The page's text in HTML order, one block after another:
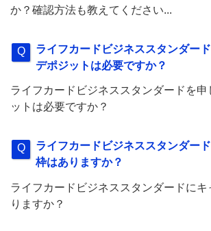
か？確認方法も教えてください...
ライフカードビジネススタンダード
デポジットは必要ですか？
ライフカードビジネススタンダードを
ットは必要ですか？
ライフカードビジネススタンダー
枠はありますか？
ライフカードビジネススタンダードに
りますか？